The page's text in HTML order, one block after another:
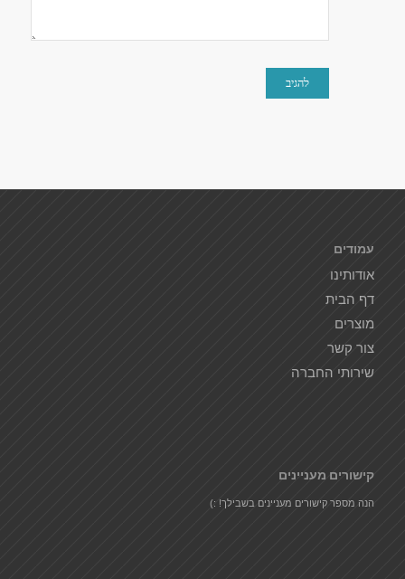
עמודים
אודותינו
דף הבית
מוצרים
צור קשר
שירותי החברה
קישורים מעניינים
הנה מספר קישורים מעניינים בשבילך! :)